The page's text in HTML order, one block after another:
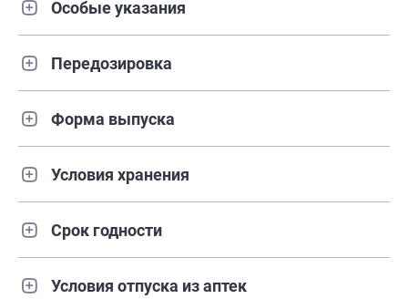
Особые указания
Передозировка
Форма выпуска
Условия хранения
Срок годности
Условия отпуска из аптек